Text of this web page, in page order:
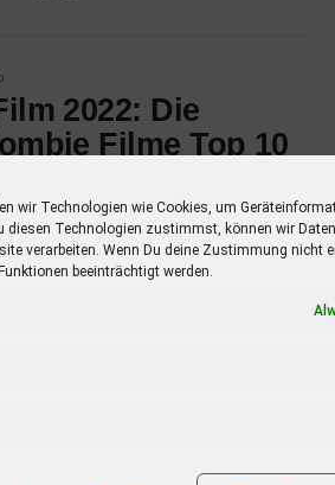
wir Technologien wie Cookies, um
diesen Technologien zustimmst, können wir
verarbeiten. Wenn Du deine Zustimmung nicht
beeinträchtigt werden.
2022: Die
Filme Top 10
10. Diese Auswahl hat es in
die besten Zombie Filme